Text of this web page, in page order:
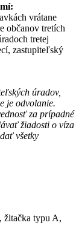
vrátane
občanov tretích
tretej
zastupiteľský
úradov,
je odvolanie.
za prípadné
žiadosti o víza
všetky
žltačka typu A,